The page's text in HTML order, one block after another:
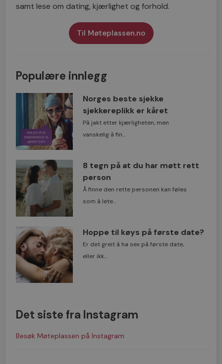
samt lese om dating, kjærlighet og forhold.
Til Møteplassen.no
Populære innlegg
Norges beste sjekke
sjekkereplikk er kåret
På jakt etter kjærligheten, men
vanskelig å fin...
8 tegn på at du har møtt rett
person
Å finne den rette personen kan føles
som å lete...
Hoppe til køys på første date?
Er det greit å ha sex på første date,
eller ikk...
Det siste fra Instagram
Besøk Møteplassen på Instagram